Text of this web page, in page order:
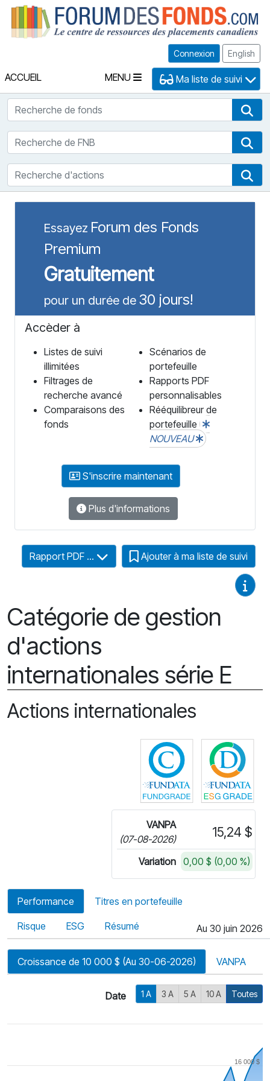
Connexion English
ACCUEIL MENU Ma liste de suivi
Recherche de fonds
Recherche de FNB
Recherche d'actions
Essayez Forum des Fonds
Premium
Gratuitement
pour un durée de 30 jours!
Accèder à
Listes de suivi
illimitées
Filtrages de
recherche avancé
Comparaisons des
fonds
Scénarios de
portefeuille
Rapports PDF
personnalisables
Rééquilibreur de
portefeuille
NOUVEAU
S'inscrire maintenant
Plus d'informations
Catégorie de gestion
d'actions
internationales série E
Rapport PDF ... Ajouter à ma liste de suivi
Actions internationales
Cliquez pour
VANPA
(07-08-2026)
15,24 $
Variation 0,00 $ (0,00 %)
Performance Titres en portefeuille
Risque ESG Résumé Au 30 juin 2026
Croissance de 10 000 $ (Au 30-06-2026) VANPA
Date 1 A 3 A 5 A 10 A Toutes
16 000 $